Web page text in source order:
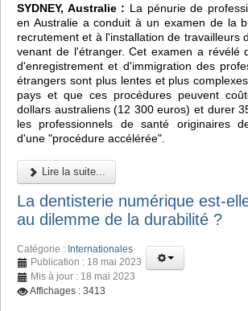
SYDNEY, Australie : La pénurie de
en Australie a conduit à un examen de la
recrutement et à l'installation de travailleurs
venant de l'étranger. Cet examen a révélé
d'enregistrement et d'immigration des
étrangers sont plus lentes et plus
pays et que ces procédures peuvent
dollars australiens (12 300 euros) et durer
les professionnels de santé originaires
d'une "procédure accélérée".
Lire la suite...
La dentisterie numérique est-
au dilemme de la durabilité ?
Catégorie : Internationales
Publication : 18 mai 2023
Mis à jour : 18 mai 2023
Affichages : 3413